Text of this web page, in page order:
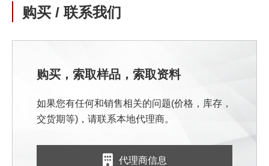
购买 / 联系我们
购买，索取样品，索取资料
如果您有任何和销售相关的问题(价格，库存，
交货期等)，请联系本地代理商。
代理商信息